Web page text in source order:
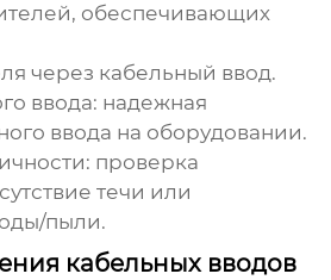
обеспечивающих
через кабельный ввод.
ввода: надежная
ввода на оборудовании.
проверка
течи или
пыли.
кабельных вводов